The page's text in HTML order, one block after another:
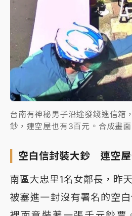
台南有神秘男子沿途發錢進信箱
鈔，連空屋也有3百元。合成畫
空白信封裝大鈔 連空
南區大忠里1名女鄰長，昨
被塞進一封沒有署名的空